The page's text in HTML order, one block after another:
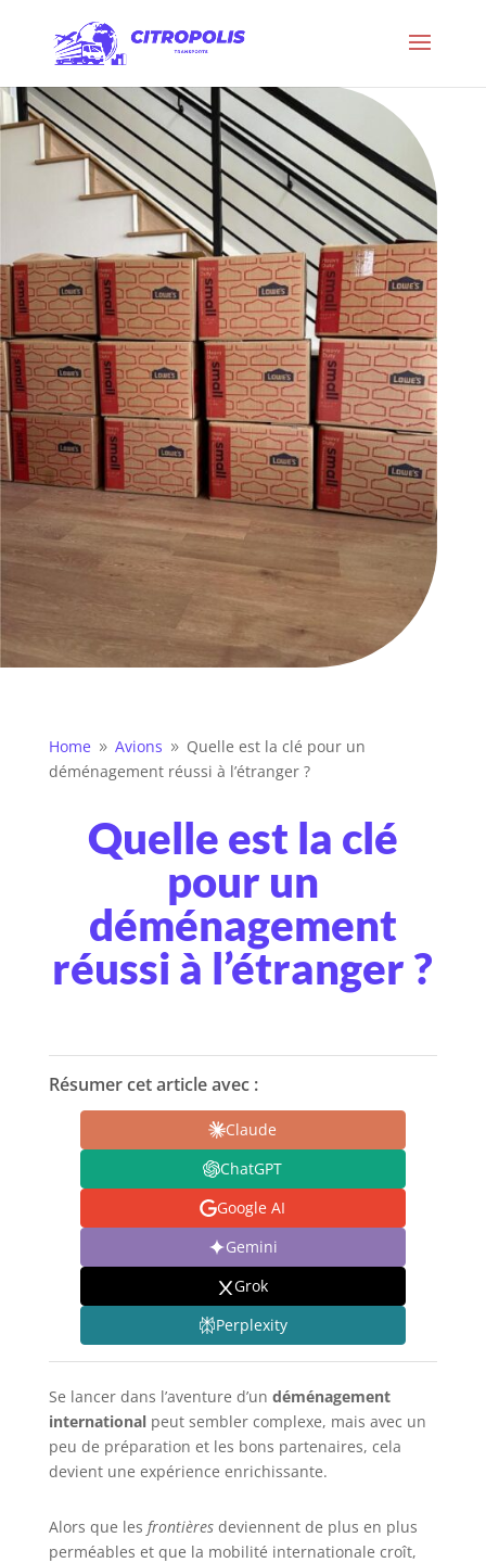
Home 9 Avions 9 Quelle est la clé pour un
déménagement réussi à l’étranger ?
Quelle est la clé
pour un
déménagement
réussi à l’étranger ?
Résumer cet article avec :
Claude
ChatGPT
Google AI
Gemini
Grok
Perplexity
Se lancer dans l’aventure d’un déménagement
internationalpeut sembler complexe, mais avec un
peu de préparation et les bons partenaires, cela
devient une expérience enrichissante.
Alors que les frontières deviennent de plus en plus
perméables et que la mobilité internationale croît,